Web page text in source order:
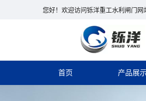
您好！欢迎访问铄洋重工水利闸门
首页 产品展